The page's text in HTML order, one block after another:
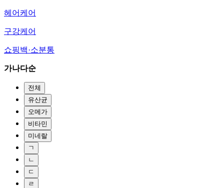
헤어케어
구강케어
쇼핑백·소분통
가나다순
전체
유산균
오메가
비타민
미네랄
ㄱ
ㄴ
ㄷ
ㄹ